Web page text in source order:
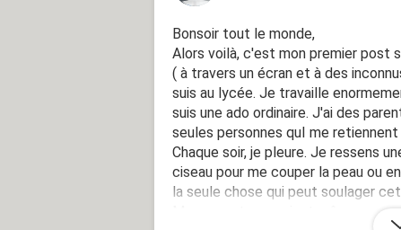
Bonsoir tout le monde,
Alors voilà, c'est mon premier post
( à travers un écran et à des
suis au lycée. Je travaille
suis une ado ordinaire. J'ai des
seules personnes quI me
Chaque soir, je pleure. Je ressens
ciseau pour me couper la peau ou
la seule chose qui peut soulager
Mes parents ne voient même pas